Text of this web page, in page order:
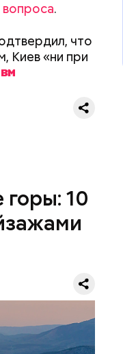
.
что
Киев «ни при
10
будто они
самых